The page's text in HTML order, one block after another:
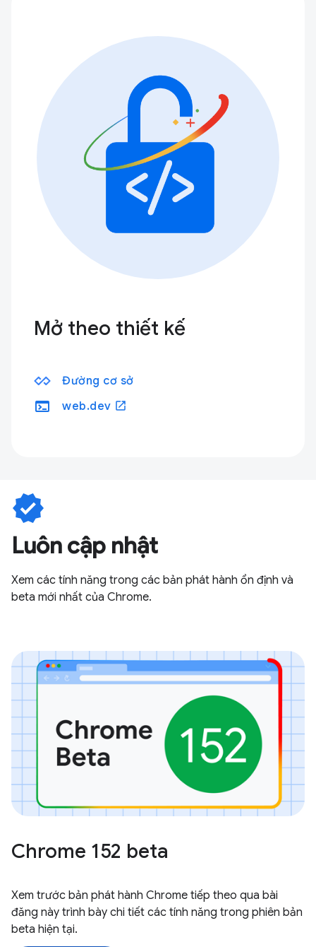
Mở theo thiết kế
Đường cơ sở
terminal web.dev open_in_new
verified
Luôn cập nhật
Xem các tính năng trong các bản phát hành ổn định và
beta mới nhất của Chrome.
Chrome 152 beta
Xem trước bản phát hành Chrome tiếp theo qua bài
đăng này trình bày chi tiết các tính năng trong phiên bản
beta hiện tại.